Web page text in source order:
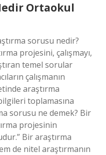
Ortaokul
sorusu nedir?
projesini, çalışmayı,
temel sorular
çalışmanın
araştırma
toplamasına
sorusu ne demek? Bir
projesinin
Bir araştırma
de nitel araştırmanın